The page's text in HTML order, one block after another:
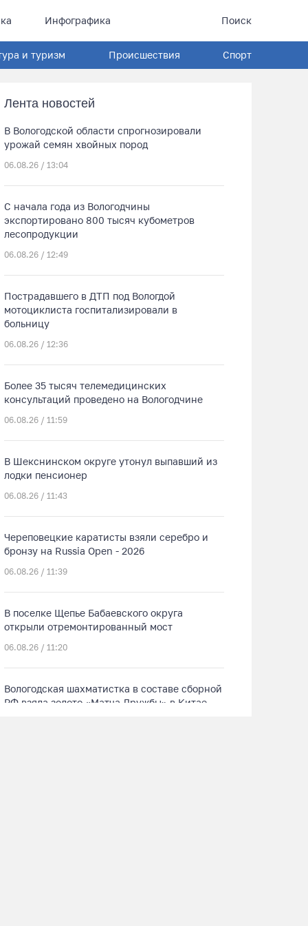
Инфографика Поиск
и туризм Происшествия Спорт
Лента новостей
В Вологодской области спрогнозировали
урожай семян хвойных пород
06.08.26 / 13:04
С начала года из Вологодчины
экспортировано 800 тысяч кубометров
лесопродукции
06.08.26 / 12:49
Пострадавшего в ДТП под Вологдой
мотоциклиста госпитализировали в
больницу
06.08.26 / 12:36
Более 35 тысяч телемедицинских
консультаций проведено на Вологодчине
06.08.26 / 11:59
В Шекснинском округе утонул выпавший из
лодки пенсионер
06.08.26 / 11:43
Череповецкие каратисты взяли серебро и
бронзу на Russia Open - 2026
06.08.26 / 11:39
В поселке Щепье Бабаевского округа
открыли отремонтированный мост
06.08.26 / 11:20
Вологодская шахматистка в составе сборной
РФ взяла золото «Матча Дружбы» в Китае